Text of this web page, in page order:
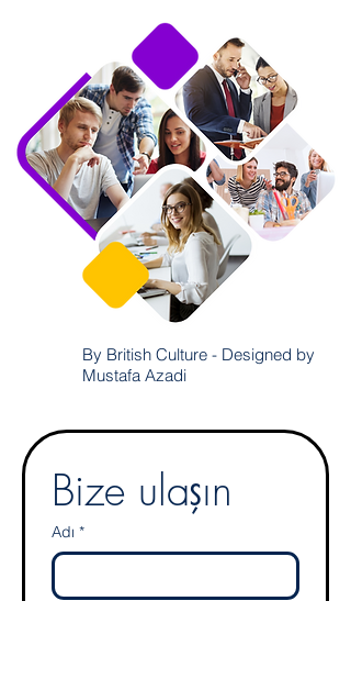
By British Culture - Designed by
Mustafa Azadi
Bize ulaşın
Adı *